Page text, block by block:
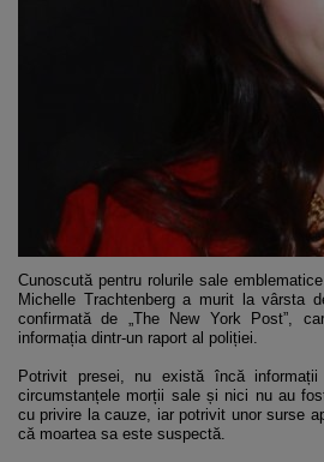
Cunoscută pentru rolurile sale
Michelle Trachtenberg a murit la vârsta
confirmată de „The New York Post”,
informația dintr-un raport al poliției.
Potrivit presei, nu există încă
circumstanțele morții sale și nici nu au
cu privire la cauze, iar potrivit unor surse
că moartea sa este suspectă.